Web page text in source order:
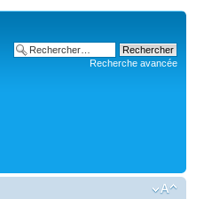
Recherche avancée